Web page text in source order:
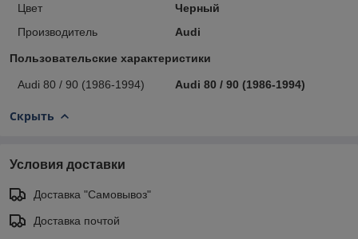
Цвет
Черный
Производитель
Audi
Пользовательские характеристики
Audi 80 / 90 (1986-1994) Audi 80 / 90 (1986-1994)
Скрыть
Условия доставки
Доставка "Самовывоз"
Доставка почтой